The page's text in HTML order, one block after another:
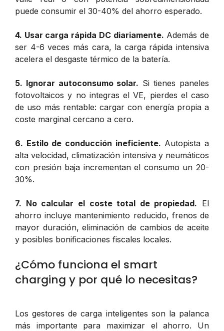
puede consumir el 30-40% del ahorro esperado.
4. Usar carga rápida DC diariamente. Además de
ser 4-6 veces más cara, la carga rápida intensiva
acelera el desgaste térmico de la batería.
5. Ignorar autoconsumo solar. Si tienes paneles
fotovoltaicos y no integras el VE, pierdes el caso
de uso más rentable: cargar con energía propia a
coste marginal cercano a cero.
6. Estilo de conducción ineficiente. Autopista a
alta velocidad, climatización intensiva y neumáticos
con presión baja incrementan el consumo un 20-
30%.
7. No calcular el coste total de propiedad. El
ahorro incluye mantenimiento reducido, frenos de
mayor duración, eliminación de cambios de aceite
y posibles bonificaciones fiscales locales.
¿Cómo funciona el smart
charging y por qué lo necesitas?
Los gestores de carga inteligentes son la palanca
más importante para maximizar el ahorro. Un